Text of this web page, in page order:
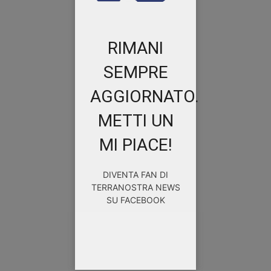
RIMANI
SEMPRE
AGGIORNATO.
METTI UN
MI PIACE!
DIVENTA FAN DI
TERRANOSTRA NEWS
SU FACEBOOK